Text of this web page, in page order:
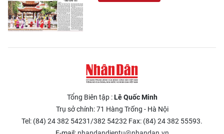
Tổng Biên tập :Lê Quốc Minh
Trụ sở chính: 71 Hàng Trống - Hà Nội
Tel: (84) 24 382 54231/382 54232 Fax: (84) 24 382 55593.